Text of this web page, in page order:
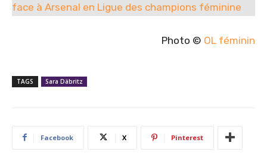
face à Arsenal en Ligue des champions féminine
Photo © OL féminin
TAGS Sara Däbritz
Facebook X Pinterest